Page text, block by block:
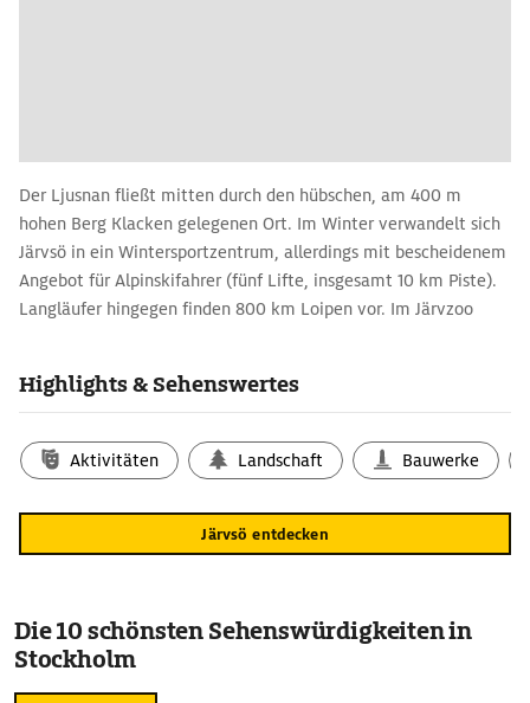
Der Ljusnan fließt mitten durch den hübschen, am 400 m
hohen Berg Klacken gelegenen Ort. Im Winter verwandelt sich
Järvsö in ein Wintersportzentrum, allerdings mit bescheidenem
Angebot für Alpinskifahrer (fünf Lifte, insgesamt 10 km Piste).
Langläufer hingegen finden 800 km Loipen vor. Im Järvzoo
werden in dem schön gestalteten Zoo gehalten. In ganz
Hälsingehambo. An ihm nehmen im Juli rund 800 Paare teil,
jung und alt, in Tracht natürlich.
Highlights & Sehenswertes
Aktivitäten Landschaft Bauwerke
Järvsö entdecken
Die 10 schönsten Sehenswürdigkeiten in
Stockholm